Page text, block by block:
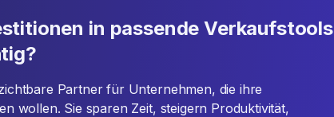
in passende Verkaufstools
Partner für Unternehmen, die ihre
wollen. Sie sparen Zeit, steigern Produktivität,